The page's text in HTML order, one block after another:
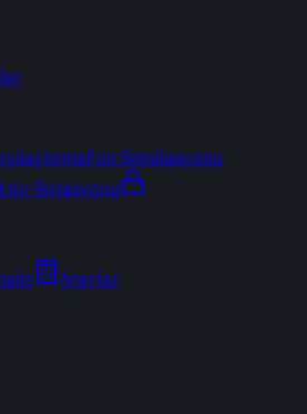
Fon Simülasyonu
Rotasyonu
Araçlar